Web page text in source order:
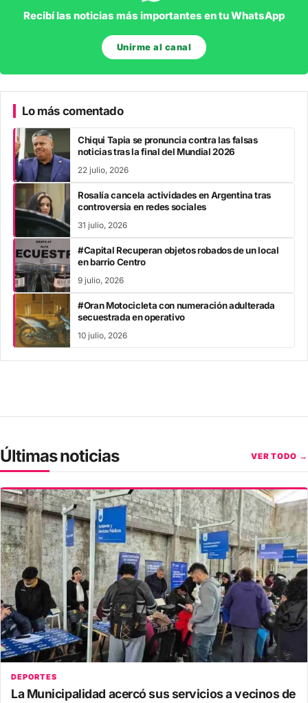
Recibí las noticias más importantes en tu WhatsApp
Unirme al canal
Lo más comentado
Chiqui Tapia se pronuncia contra las falsas
noticias tras la final del Mundial 2026
22 julio, 2026
Rosalía cancela actividades en Argentina tras
controversia en redes sociales
31 julio, 2026
#Capital Recuperan objetos robados de un local
en barrio Centro
9 julio, 2026
#Oran Motocicleta con numeración adulterada
secuestrada en operativo
10 julio, 2026
Últimas noticias VER TODO →
DEPORTES
La Municipalidad acercó sus servicios a vecinos de